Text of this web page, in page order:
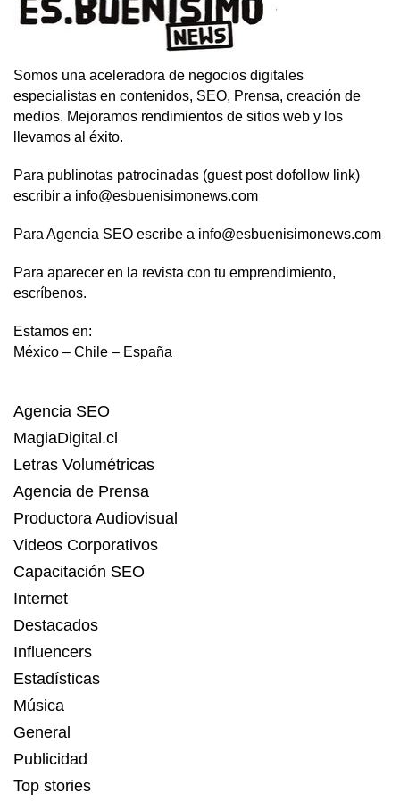
Somos una aceleradora de negocios digitales
especialistas en contenidos, SEO, Prensa, creación de
medios. Mejoramos rendimientos de sitios web y los
llevamos al éxito.
Para publinotas patrocinadas (guest post dofollow link)
escribir a info@esbuenisimonews.com
Para Agencia SEO escribe a info@esbuenisimonews.com
Para aparecer en la revista con tu emprendimiento,
escríbenos.
Estamos en:
México – Chile – España
Agencia SEO
MagiaDigital.cl
Letras Volumétricas
Agencia de Prensa
Productora Audiovisual
Videos Corporativos
Capacitación SEO
Internet
Destacados
Influencers
Estadísticas
Música
General
Publicidad
Top stories